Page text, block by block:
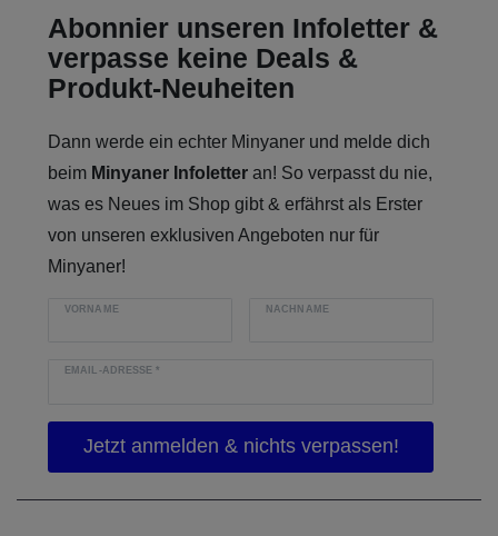
Abonnier unseren Infoletter &
verpasse keine Deals &
Produkt-Neuheiten
Dann werde ein echter Minyaner und melde dich
beim Minyaner Infoletter an! So verpasst du nie,
was es Neues im Shop gibt & erfährst als Erster
von unseren exklusiven Angeboten nur für
Minyaner!
VORNAME NACHNAME
EMAIL-ADRESSE*